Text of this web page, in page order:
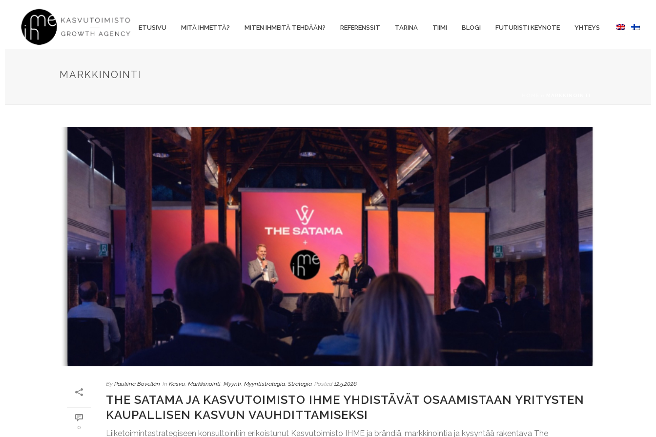
ETUSIVU MITÄ IHMETTÄ? MITEN IHMEITÄ TEHDÄÄN? REFERENSSIT TARINA TIIMI BLOGI FUTURISTI KEYNOTE YHTEYS
MARKKINOINTI
0
By Pauliina Bovellán In Kasvu Markkinointi Myynti Myyntistrategia Strategia Posted 12.5.2026
THE SATAMA JA KASVUTOIMISTO IHME YHDISTÄVÄT OSAAMISTAAN YRITYSTEN
KAUPALLISEN KASVUN VAUHDITTAMISEKSI
Liiketoimintastrategiseen konsultointiin erikoistunut Kasvutoimisto IHME ja brändiä, markkinointia ja kysyntää rakentava The